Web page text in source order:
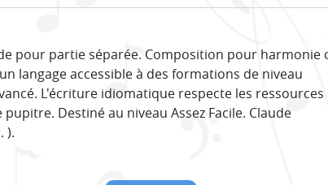
pour partie séparée. Composition pour harmonie
langage accessible à des formations de niveau
L'écriture idiomatique respecte les ressources
Destiné au niveau Assez Facile. Claude
).